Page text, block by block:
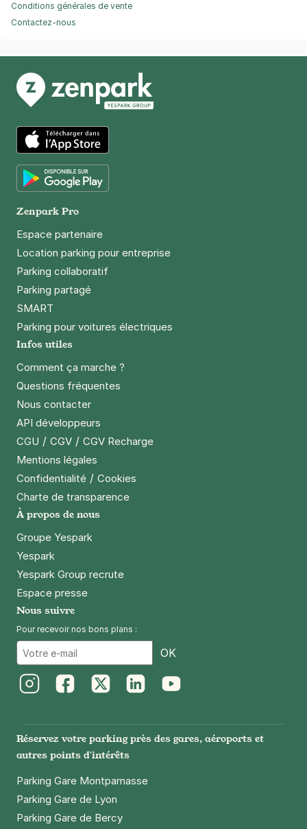
Conditions générales de vente
Contactez-nous
App Store
Zenpark Pro
Espace partenaire
Location parking pour entreprise
Parking collaboratif
Parking partagé
SMART
Parking pour voitures électriques
Infos utiles
Comment ça marche ?
Questions fréquentes
Nous contacter
API développeurs
CGU / CGV / CGV Recharge
Mentions légales
Confidentialité / Cookies
Charte de transparence
À propos de nous
Groupe Yespark
Yespark
Yespark Group recrute
Espace presse
Nous suivre
Pour recevoir nos bons plans :
OK
Réservez votre parking près des gares, aéroports et
autres points d'intérêts
Parking Gare Montparnasse
Parking Gare de Lyon
Parking Gare de Bercy